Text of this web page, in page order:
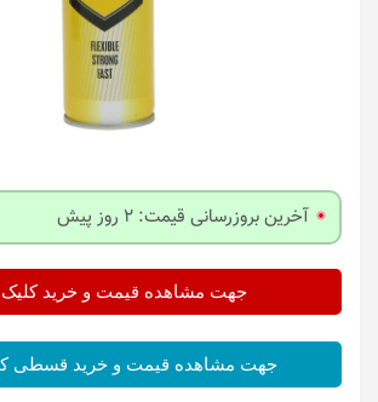
آخرین بروزرسانی قیمت: 2 روز پیش
جهت مشاهده قیمت و خرید کلیک
جهت مشاهده قیمت و خرید قسطی